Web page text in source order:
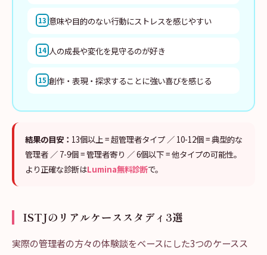
13 意味や目的のない行動にストレスを感じやすい
14 人の成長や変化を見守るのが好き
15 創作・表現・探求することに強い喜びを感じる
結果の目安： 13個以上 = 超管理者タイプ ／ 10-12個 = 典型的な
管理者 ／ 7-9個 = 管理者寄り ／ 6個以下 = 他タイプの可能性。
より正確な診断はLumina無料診断で。
ISTJのリアルケーススタディ3選
実際の管理者の方々の体験談をベースにした3つのケースス